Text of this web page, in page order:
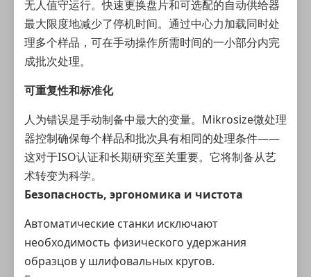
无人值守运行。快速更换盘片和可选配的自动供给器
最大限度地减少了停机时间。通过中心力加载同时处
理多个样品，可在手动操作所需时间的一小部分内完
成批次处理。
可重复性和标准化
人为错误是手动制备中最大的变量。Mikrosize微处理
器控制确保每个样品和批次具有相同的处理条件——
这对于ISO认证和长期研究至关重要。它将制备从艺
术转变为科学。
Безопасность, эргономика и чистота
Автоматические станки исключают
необходимость физического удержания
образцов у шлифовальных кругов.